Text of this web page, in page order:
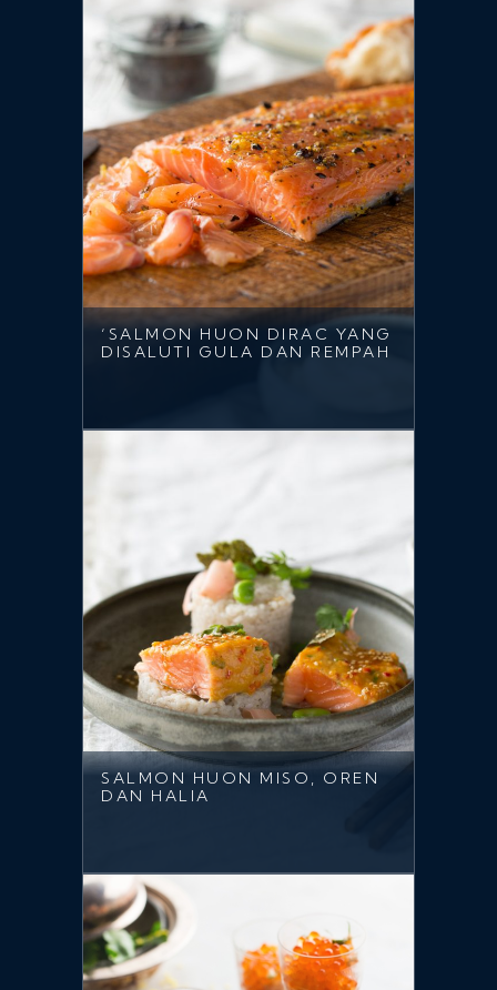
‘SALMON HUON DIRAC YANG
DISALUTI GULA DAN REMPAH
SALMON HUON MISO, OREN
DAN HALIA